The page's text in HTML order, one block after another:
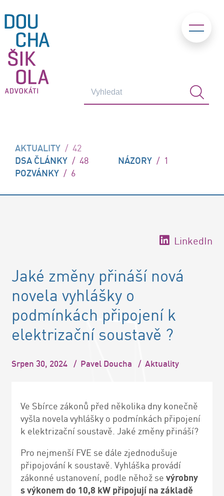
AKTUALITY / 42
DSA ČLÁNKY / 48 NÁZORY / 1
POZVÁNKY / 6
LinkedIn
Jaké změny přináší nová
novela vyhlášky o
podmínkách připojení k
elektrizační soustavě ?
Srpen 30, 2024 / Pavel Doucha / Aktuality
Ve Sbírce zákonů před několika dny konečně
vyšla novela vyhlášky o podmínkách připojení
k elektrizační soustavě. Jaké změny přináší?
Pro nejmenší FVE se dále zjednodušuje
připojování k soustavě. Vyhláška provádí
zákonné ustanovení, podle něhož se výrobny
s výkonem do 10,8 kW připojují na základě